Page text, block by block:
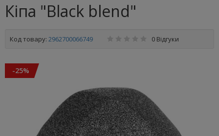
Кіпа "Black blend"
Код товару: 2962700066749 0 Відгуки
-25%